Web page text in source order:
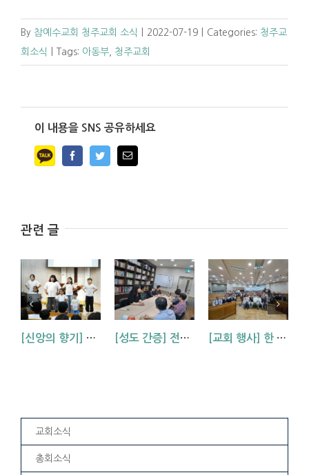
By 참예수교회 청주교회 소식 2022-07-19 Categories: 청주교
회소식
Tags: 아동부 청주교회
이 내용을 SNS 공유하세요
FacebookTwitterEmail
관련 글
[신앙의 향기] 우리 하나님은 크시다네_아동부 찬양 [성도 간증] 전도팀의 차 전도 후 성도들의 소감 [교회 행사] 한 영혼을 위해 마음을 모아_봄 영은회
교회소식
총회소식